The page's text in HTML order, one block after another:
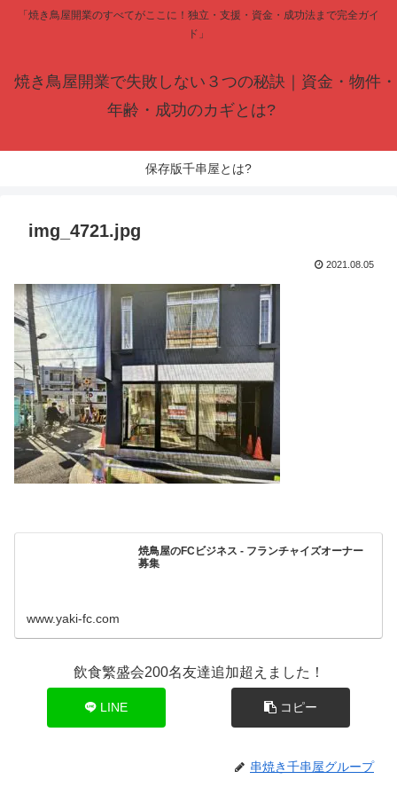
「焼き鳥屋開業のすべてがここに！独立・支援・資金・成功法まで完全ガイ
ド」
焼き鳥屋開業で失敗しない３つの秘訣｜資金・物件・
年齢・成功のカギとは?
保存版千串屋とは?
img_4721.jpg
2021.08.05
焼鳥屋のFCビジネス - フランチャイズオーナー
募集
www.yaki-fc.com
飲食繁盛会200名友達追加超えました！
LINE コピー
串焼き千串屋グループ